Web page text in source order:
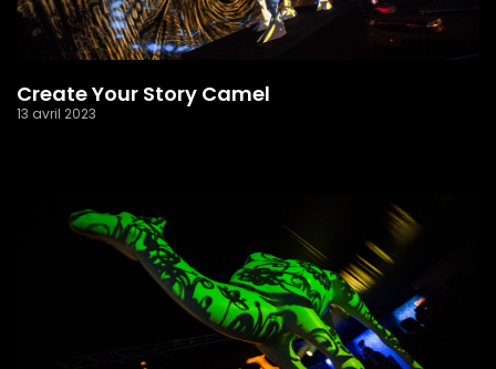
Create Your Story Camel
13 avril 2023